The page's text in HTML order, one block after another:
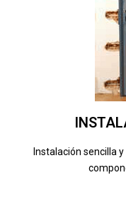
Instalación sencilla